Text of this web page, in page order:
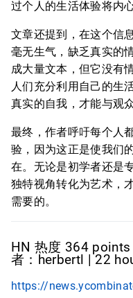
过个人的生活体验将内
文章还提到，在这个信
毫无生气，缺乏真实的
成大量文本，但它没有
人们充分利用自己的生
真实的自我，才能与观
最终，作者呼吁每个人
验，因为这正是使我们
在。无论是初学者还是
独特视角转化为艺术，
需要的。
HN 热度 364
者：herbertl | 22
https://